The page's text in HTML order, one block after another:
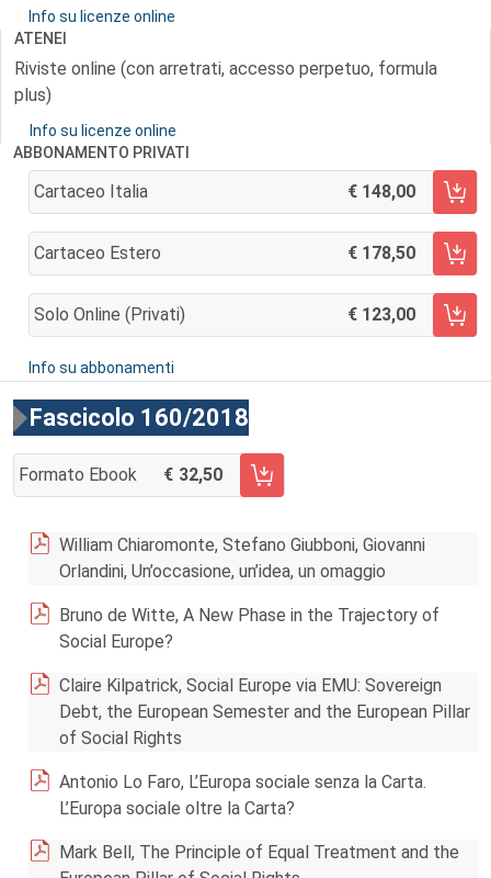
Info su licenze online
ATENEI
Riviste online (con arretrati, accesso perpetuo, formula
plus)
Info su licenze online
ABBONAMENTO PRIVATI
Cartaceo Italia 148,00
AGGIUNGI AL CARRELLO
Cartaceo Estero 178,50
AGGIUNGI AL CARRELLO
Solo Online (privati) 123,00
AGGIUNGI AL CARRELLO
Info su abbonamenti
Fascicolo 160/2018
Formato Ebook 32,50
AGGIUNGI AL CARRELLO FASCICOLO 160/2018
William Chiaromonte, Stefano Giubboni, Giovanni
Orlandini, Un’occasione, un’idea, un omaggio
Bruno de Witte, A New Phase in the Trajectory of
Social Europe?
Claire Kilpatrick, Social Europe via EMU: Sovereign
Debt, the European Semester and the European Pillar
of Social Rights
Antonio Lo Faro, L’Europa sociale senza la Carta.
L’Europa sociale oltre la Carta?
Mark Bell, The Principle of Equal Treatment and the